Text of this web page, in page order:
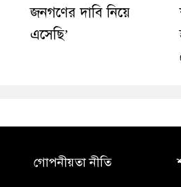
জনগণের দাবি নিয়ে
এসেছি’
গোপনীয়তা নীতি